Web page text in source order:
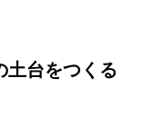
土台をつくる